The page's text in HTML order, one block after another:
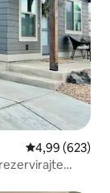
Prosječna
4,99 (623)